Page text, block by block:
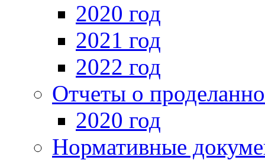
2020 год
2021 год
2022 год
Отчеты о
2020 год
Нормативные